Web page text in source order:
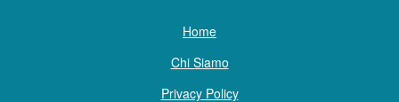
Home
Chi Siamo
Privacy Policy